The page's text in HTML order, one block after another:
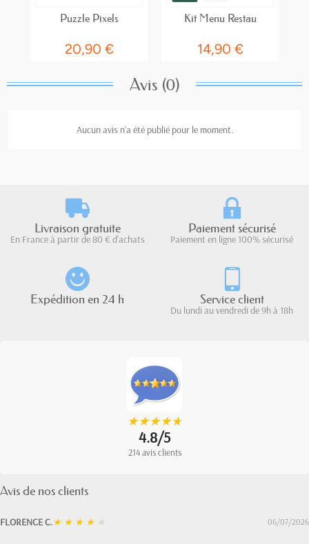
Puzzle Pixels
20,90 €
Kit Menu Restau
14,90 €
Avis (0)
Aucun avis n'a été publié pour le moment.
Livraison gratuite
En France à partir de 80 € d'achats
Paiement sécurisé
Paiement en ligne 100% sécurisé
Expédition en 24 h Service client
Du lundi au vendredi de 9h à 18h
★
★★
★★
★★
★★
★
4.8/5
214 avis clients
Avis de nos clients
FLORENCE C.★ ★ ★ ★ ★ 06/07/2026